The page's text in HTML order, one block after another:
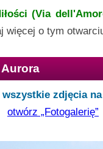
(Via
więcej o tym
zdjęcia
otwórz „Fotogalerię”